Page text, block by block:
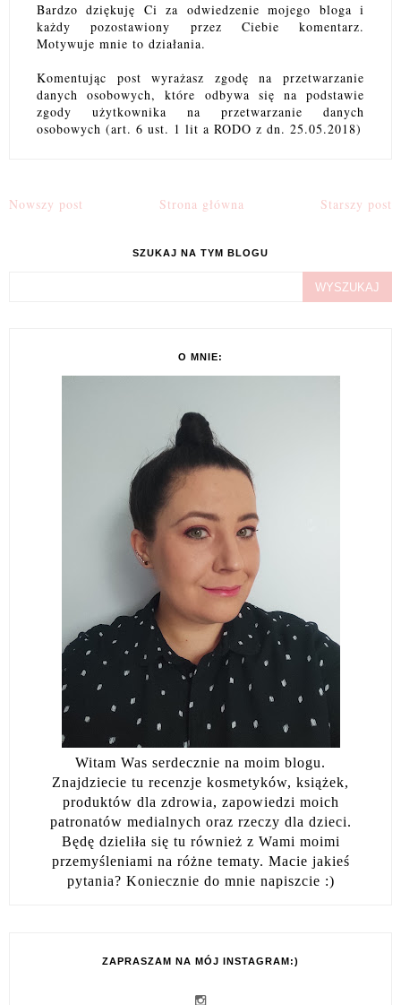
Bardzo dziękuję Ci za odwiedzenie mojego bloga i
każdy pozostawiony przez Ciebie komentarz.
Motywuje mnie to działania.
Komentując post wyrażasz zgodę na przetwarzanie
danych osobowych, które odbywa się na podstawie
zgody użytkownika na przetwarzanie danych
osobowych (art. 6 ust. 1 lit a RODO z dn. 25.05.2018)
Nowszy post Starszy post
Strona główna
SZUKAJ NA TYM BLOGU
O MNIE:
Witam Was serdecznie na moim blogu.
Znajdziecie tu recenzje kosmetyków, książek,
produktów dla zdrowia, zapowiedzi moich
patronatów medialnych oraz rzeczy dla dzieci.
Będę dzieliła się tu również z Wami moimi
przemyśleniami na różne tematy. Macie jakieś
pytania? Koniecznie do mnie napiszcie :)
ZAPRASZAM NA MÓJ INSTAGRAM:)